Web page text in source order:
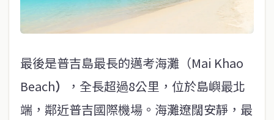
最後是普吉島最長的邁考海灘（Mai Khao
Beach）
，全長超過8公里，位於島嶼最北
端，鄰近普吉國際機場。海灘遼闊安靜，最